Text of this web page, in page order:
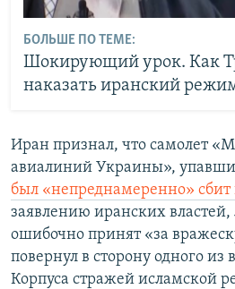
БОЛЬШЕ ПО ТЕМЕ:
Шокирующий урок. Как
наказать иранский
Иран признал, что самолет
авиалиний Украины»,
был «непреднамеренно»
заявлению иранских
ошибочно принят «за
повернул в сторону одного из
Корпуса стражей исламской